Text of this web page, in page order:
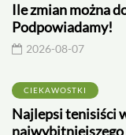
Ile zmian można
Podpowiadamy!
2026-08-07
CIEKAWOSTKI
Najlepsi tenisiści
najwybitniejszego